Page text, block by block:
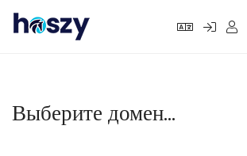
Выберите домен...